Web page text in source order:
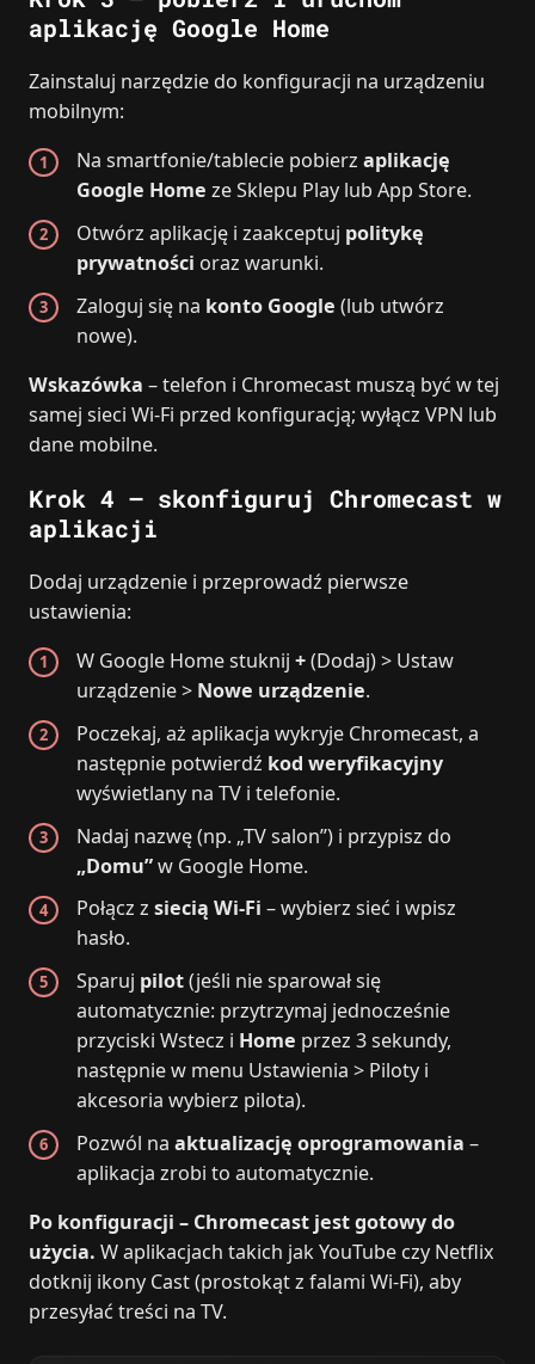
aplikację Google Home
Zainstaluj narzędzie do konfiguracji na urządzeniu
mobilnym:
Na smartfonie/tablecie pobierzaplikację
Google Home ze Sklepu Play lub App Store.
Otwórz aplikację i zaakceptuj politykę
prywatności oraz warunki.
Zaloguj się na konto Google (lub utwórz
nowe).
Wskazówka – telefon i Chromecast muszą być w tej
samej sieci Wi‑Fi przed konfiguracją; wyłącz VPN lub
dane mobilne.
Krok 4 – skonfiguruj Chromecast w
aplikacji
Dodaj urządzenie i przeprowadź pierwsze
ustawienia:
W Google Home stuknij+(Dodaj) > Ustaw
urządzenie > Nowe urządzenie.
Poczekaj, aż aplikacja wykryje Chromecast, a
następnie potwierdź kod weryfikacyjny
wyświetlany na TV i telefonie.
Nadaj nazwę (np. „TV salon”) i przypisz do
„Domu”w Google Home.
Połącz zsiecią Wi‑Fi – wybierz sieć i wpisz
hasło.
Sparuj pilot(jeśli nie sparował się
automatycznie: przytrzymaj jednocześnie
przyciski Wstecz i Home przez 3 sekundy,
następnie w menu Ustawienia > Piloty i
akcesoria wybierz pilota).
Pozwól naaktualizację oprogramowania –
aplikacja zrobi to automatycznie.
Po konfiguracji – Chromecast jest gotowy do
użycia. W aplikacjach takich jak YouTube czy Netflix
dotknij ikony Cast (prostokąt z falami Wi‑Fi), aby
przesyłać treści na TV.